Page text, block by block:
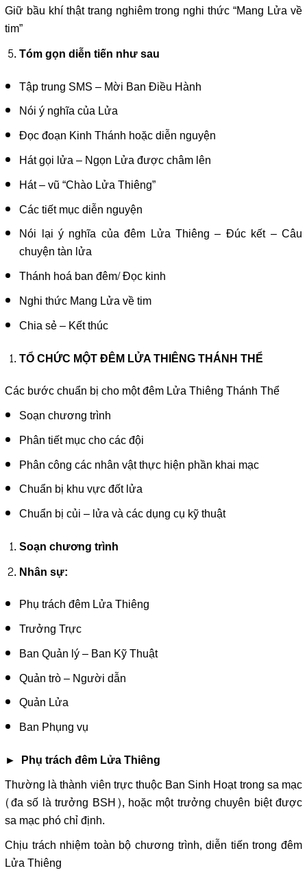
Giữ bầu khí thật trang nghiêm trong nghi thức “Mang Lửa về
tim”
Tóm gọn diễn tiến như sau
Tập trung SMS – Mời Ban Điều Hành
Nói ý nghĩa của Lửa
Đọc đoạn Kinh Thánh hoặc diễn nguyện
Hát gọi lửa – Ngọn Lửa được châm lên
Hát – vũ “Chào Lửa Thiêng”
Các tiết mục diễn nguyện
Nói lại ý nghĩa của đêm Lửa Thiêng – Đúc kết – Câu
chuyện tàn lửa
Thánh hoá ban đêm/ Đọc kinh
Nghi thức Mang Lửa về tim
Chia sẻ – Kết thúc
TỔ CHỨC MỘT ĐÊM LỬA THIÊNG THÁNH THỂ
Các bước chuẩn bị cho một đêm Lửa Thiêng Thánh Thể
Soạn chương trình
Phân tiết mục cho các đội
Phân công các nhân vật thực hiện phần khai mạc
Chuẩn bị khu vực đốt lửa
Chuẩn bị củi – lửa và các dụng cụ kỹ thuật
Soạn chương trình
Nhân sự:
Phụ trách đêm Lửa Thiêng
Trưởng Trực
Ban Quản lý – Ban Kỹ Thuật
Quản trò – Người dẫn
Quản Lửa
Ban Phụng vụ
► Phụ trách đêm Lửa Thiêng
Thường là thành viên trực thuộc Ban Sinh Hoạt trong sa mạc
(đa số là trưởng BSH), hoặc một trưởng chuyên biệt được
sa mạc phó chỉ định.
Chịu trách nhiệm toàn bộ chương trình, diễn tiến trong đêm
Lửa Thiêng